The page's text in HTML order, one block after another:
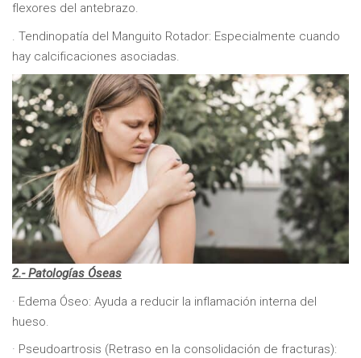
flexores del antebrazo.
. Tendinopatía del Manguito Rotador: Especialmente cuando
hay calcificaciones asociadas.
2.- Patologías Óseas
· Edema Óseo: Ayuda a reducir la inflamación interna del
hueso.
· Pseudoartrosis (Retraso en la consolidación de fracturas):